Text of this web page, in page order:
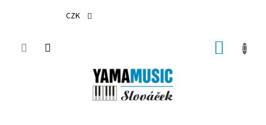
CZK